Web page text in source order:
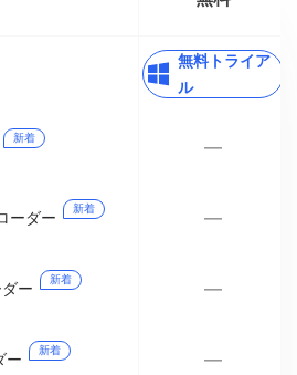
無料トライア
ル
新着 —
ーダー
新着 —
ー
新着 —
ー
新着 —